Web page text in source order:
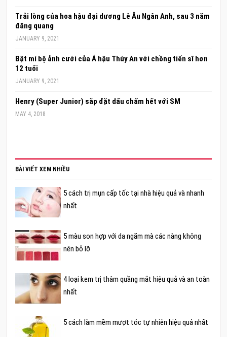
Trải lòng của hoa hậu đại dương Lê Âu Ngân Anh, sau 3 năm
đăng quang
JANUARY 9, 2021
Bật mí bộ ảnh cưới của Á hậu Thúy An với chồng tiến sĩ hơn
12 tuổi
JANUARY 9, 2021
Henry (Super Junior) sắp đặt dấu chấm hết với SM
MAY 4, 2018
BÀI VIẾT XEM NHIỀU
5 cách trị mụn cấp tốc tại nhà hiệu quả và nhanh
nhất
5 màu son hợp với da ngăm mà các nàng không
nên bỏ lỡ
4 loại kem trị thâm quầng mắt hiệu quả và an toàn
nhất
5 cách làm mềm mượt tóc tự nhiên hiệu quả nhất